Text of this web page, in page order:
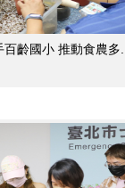
銘傳傳院USR攜手百齡國小 推動食農多...